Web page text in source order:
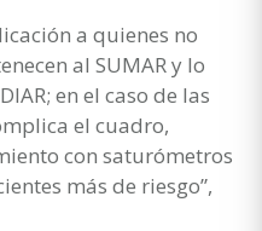
a quienes no
al SUMAR y lo
en el caso de las
el cuadro,
con saturómetros
más de riesgo”,